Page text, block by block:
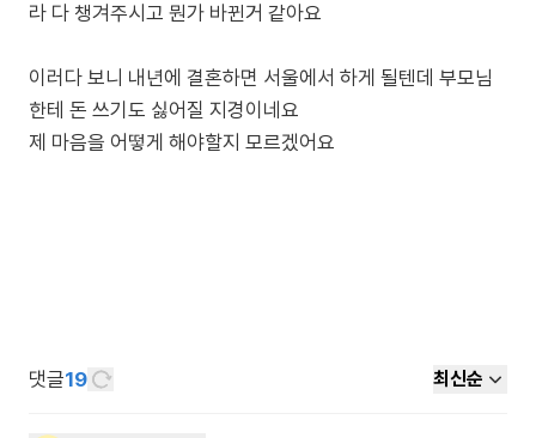
라 다 챙겨주시고 뭔가 바뀐거 같아요
이러다 보니 내년에 결혼하면 서울에서 하게 될텐데 부모님
한테 돈 쓰기도 싫어질 지경이네요
제 마음을 어떻게 해야할지 모르겠어요
댓글19 최신순